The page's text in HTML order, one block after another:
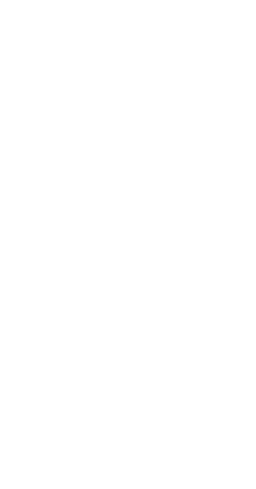
.
pammachium et